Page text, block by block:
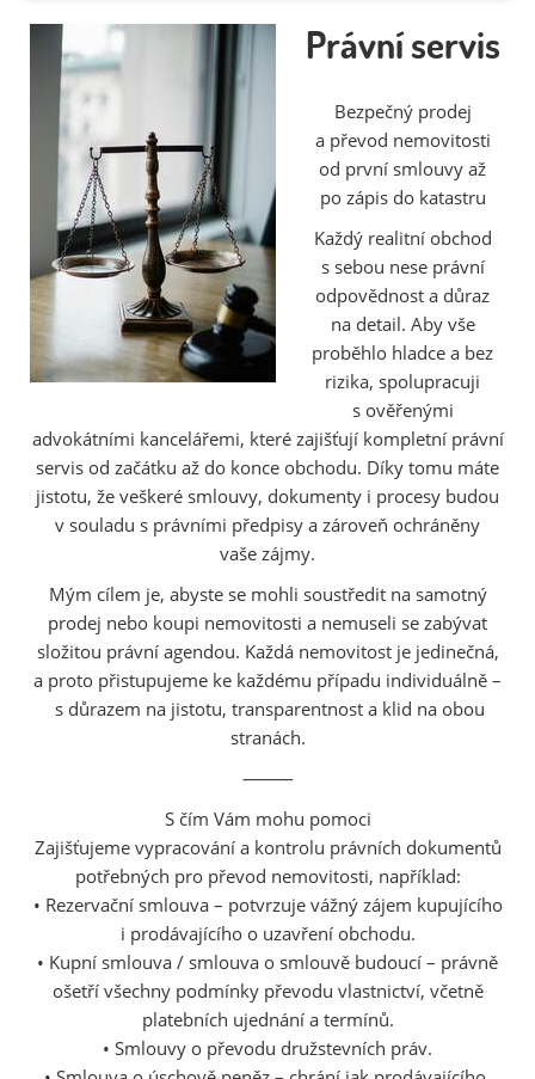
Právní servis
Bezpečný prodej
a převod nemovitosti
od první smlouvy až
po zápis do katastru
Každý realitní obchod
s sebou nese právní
odpovědnost a důraz
na detail. Aby vše
proběhlo hladce a bez
rizika, spolupracuji
s ověřenými
advokátními kancelářemi, které zajišťují kompletní právní
servis od začátku až do konce obchodu. Díky tomu máte
jistotu, že veškeré smlouvy, dokumenty i procesy budou
v souladu s právními předpisy a zároveň ochráněny
vaše zájmy.
Mým cílem je, abyste se mohli soustředit na samotný
prodej nebo koupi nemovitosti a nemuseli se zabývat
složitou právní agendou. Každá nemovitost je jedinečná,
a proto přistupujeme ke každému případu individuálně –
s důrazem na jistotu, transparentnost a klid na obou
stranách.
⸻
S čím Vám mohu pomoci
Zajišťujeme vypracování a kontrolu právních dokumentů
potřebných pro převod nemovitosti, například:
• Rezervační smlouva – potvrzuje vážný zájem kupujícího
i prodávajícího o uzavření obchodu.
• Kupní smlouva / smlouva o smlouvě budoucí – právně
ošetří všechny podmínky převodu vlastnictví, včetně
platebních ujednání a termínů.
• Smlouvy o převodu družstevních práv.